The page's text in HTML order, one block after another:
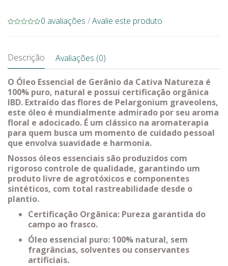
0 avaliações /Avalie este produto
Descrição Avaliações (0)
O Óleo Essencial de Gerânio da Cativa Natureza é
100% puro, natural e possui certificação orgânica
IBD. Extraído das flores de Pelargonium graveolens,
este óleo é mundialmente admirado por seu aroma
floral e adocicado. É um clássico na aromaterapia
para quem busca um momento de cuidado pessoal
que envolva suavidade e harmonia.
Nossos óleos essenciais são produzidos com
rigoroso controle de qualidade, garantindo um
produto livre de agrotóxicos e componentes
sintéticos, com total rastreabilidade desde o
plantio.
Certificação Orgânica: Pureza garantida do
campo ao frasco.
Óleo essencial puro: 100% natural, sem
fragrâncias, solventes ou conservantes
artificiais.